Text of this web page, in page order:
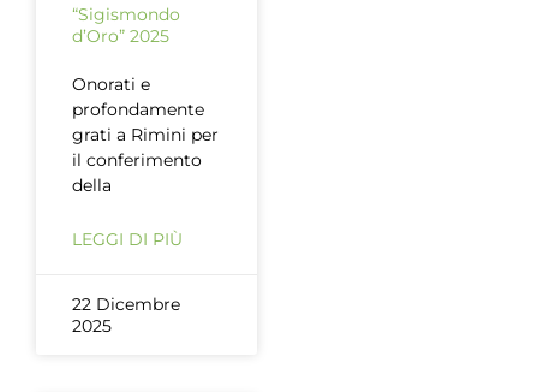
“Sigismondo
d’Oro” 2025
Onorati e
profondamente
grati a Rimini per
il conferimento
della
LEGGI DI PIÙ
22 Dicembre
2025